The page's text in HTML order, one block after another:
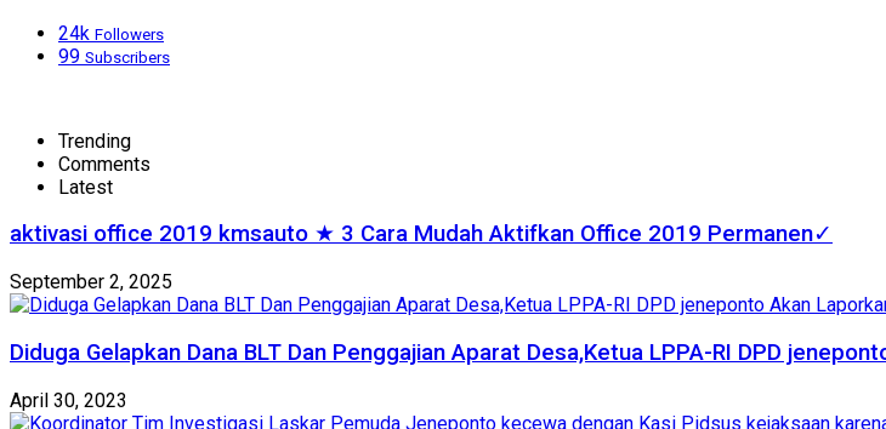
24k Followers
99 Subscribers
Trending
Comments
Latest
aktivasi office 2019 kmsauto ★ 3 Cara Mudah Aktifkan Office 2019 Permanen✓
September 2, 2025
Diduga Gelapkan Dana BLT Dan Penggajian Aparat Desa,Ketua LPPA-RI DPD
April 30, 2023